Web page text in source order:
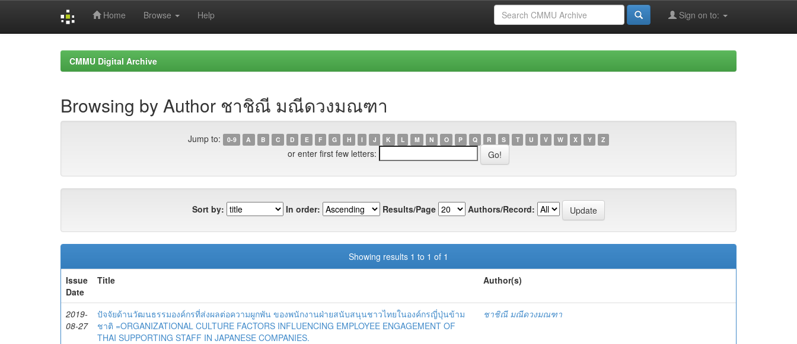
Home Browse Help Sign on to:
CMMU Digital Archive
Browsing by Author ชาชิณี มณีดวงมณฑา
Jump to: 0-9 A B C D E F G H I J K L M N O P Q R S T U V W X Y Z
or enter first few letters:
Sort by: In order: Results/Page Authors/Record:
Showing results 1 to 1 of 1
Issue
Date
Title Author(s)
2019-
08-27
ปัจจัยด้านวัฒนธรรมองค์กรที่ส่งผลต่อความผูกพัน ของพนักงานฝ่ายสนับสนุนชาวไทยในองค์กรญี่ปุ่นข้าม
ชาติ =ORGANIZATIONAL CULTURE FACTORS INFLUENCING EMPLOYEE ENGAGEMENT OF
THAI SUPPORTING STAFF IN JAPANESE COMPANIES.
ชาชิณี มณีดวงมณฑา